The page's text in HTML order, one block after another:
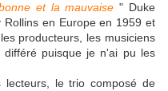
et la mauvaise " Duke
en Europe en 1959 et
producteurs, les musiciens
puisque je n'ai pu les
lecteurs, le trio composé de